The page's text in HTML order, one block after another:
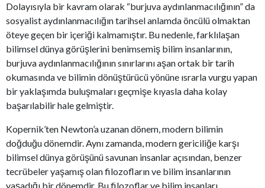
Dolayısıyla bir kavram olarak “burjuva aydınlanmacılığının” da
sosyalist aydınlanmacılığın tarihsel anlamda öncülü olmaktan
öteye geçen bir içeriği kalmamıştır. Bu nedenle, farklılaşan
bilimsel dünya görüşlerini benimsemiş bilim insanlarının,
burjuva aydınlanmacılığının sınırlarını aşan ortak bir tarih
okumasında ve bilimin dönüştürücü yönüne ısrarla vurgu yapan
bir yaklaşımda buluşmaları geçmişe kıyasla daha kolay
başarılabilir hale gelmiştir.
Kopernik’ten Newton’a uzanan dönem, modern bilimin
doğduğu dönemdir. Aynı zamanda, modern gericiliğe karşı
bilimsel dünya görüşünü savunan insanlar açısından, benzer
tecrübeler yaşamış olan filozofların ve bilim insanlarının
yaşadığı bir dönemdir. Bu filozoflar ve bilim insanları,